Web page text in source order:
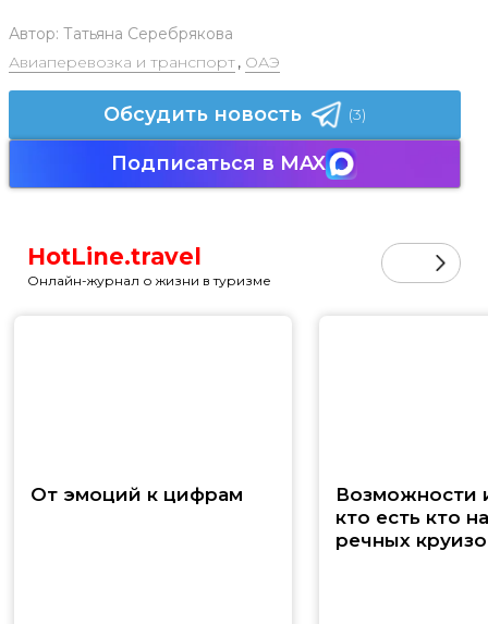
Автор: Татьяна Серебрякова
Авиаперевозка и транспорт, ОАЭ
Обсудить новость (3)
Подписаться в MAX
HotLine.travel
Онлайн-журнал о жизни в туризме
От эмоций к цифрам
Возможности
кто есть кто
речных